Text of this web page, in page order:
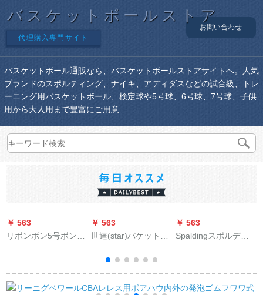
バスケットボールストア
代理購入専門サイト
お問い合わせ
バスケットボール通販なら、バスケットボールストアサイトへ。人気
ブランドのスポルティング、ナイキ、アディダスなどの試合級、トレ
ーニング用バスケットボール、検定球や5号球、6号球、7号球、子供
用から大人用まで豊富にご用意
￥ 563
リボンボン5号ボンボ
公式试合トレインPU
本革屋内外バーボッ
￥ 563
世達(star)バケット公
性抜群群滑り止めBB
337/317 BB 337【超
繊維7号ボア公認ボ
￥ 563
Spaldingスポルディ
式试合します。